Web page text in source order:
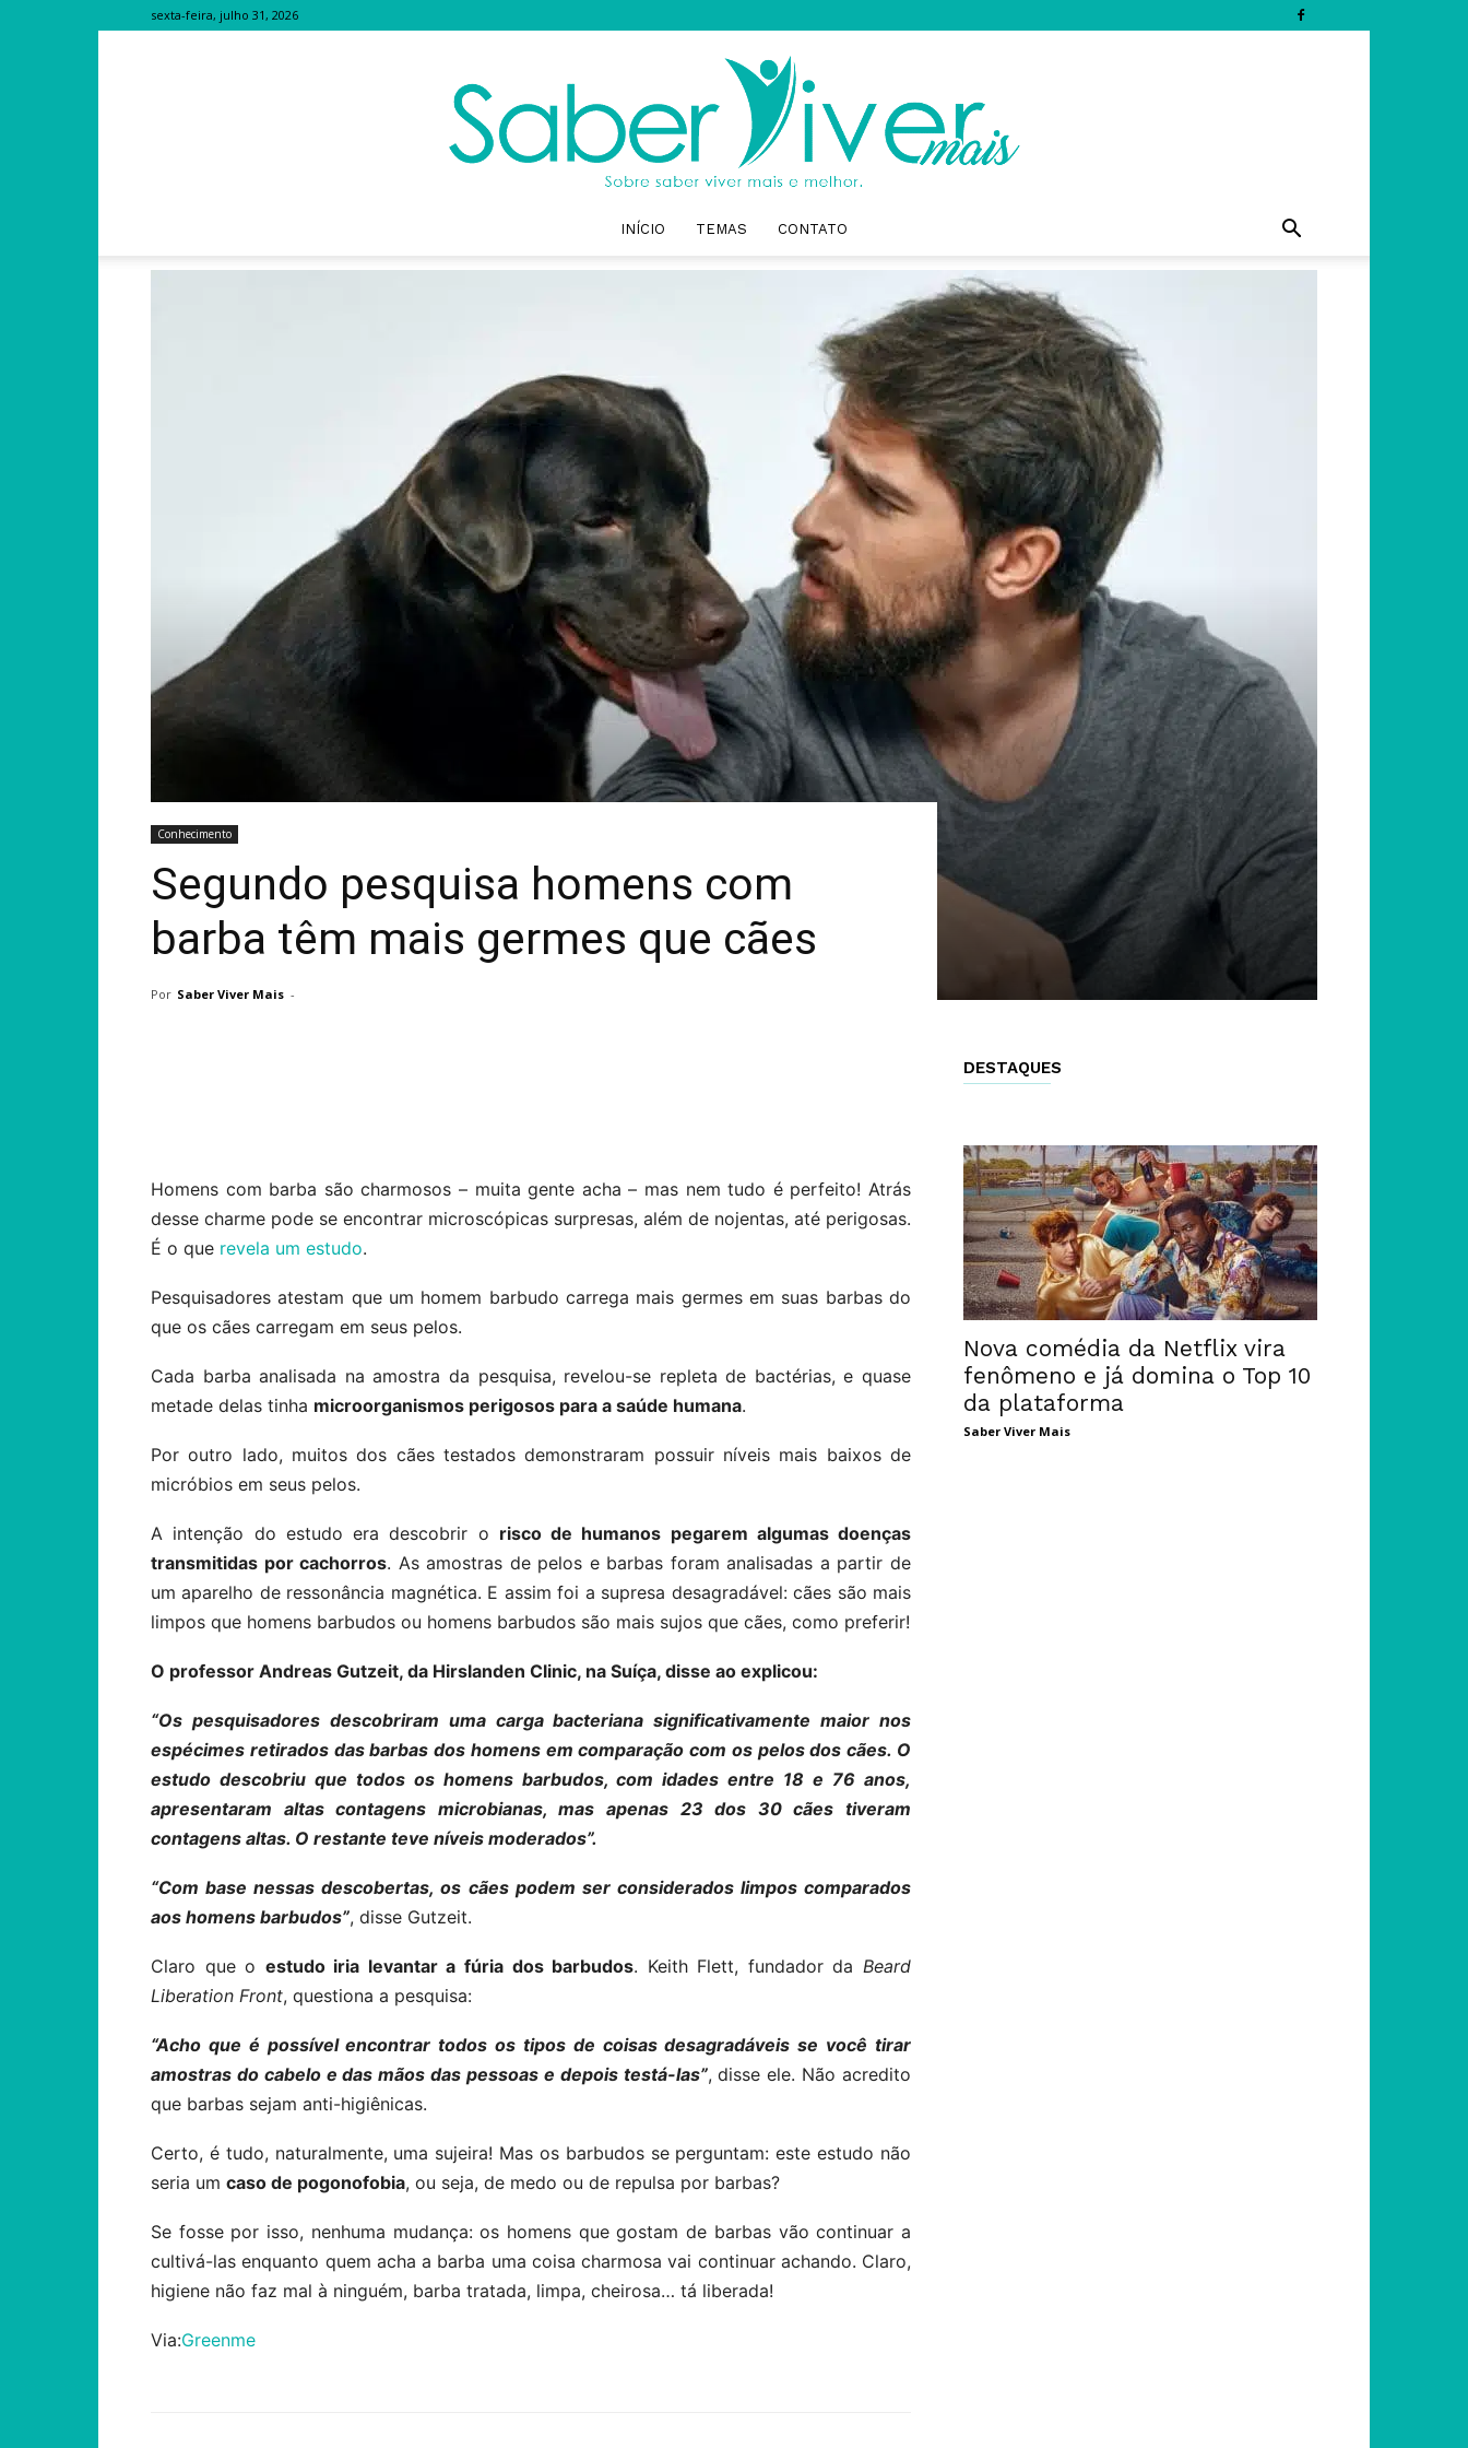
sexta-feira, julho 31, 2026
Saber
INÍCIO TEMAS CONTATO
Conhecimento
Segundo pesquisa homens com
barba têm mais germes que cães
Por Saber Viver Mais -
Homens com barba são charmosos – muita gente acha – mas nem tudo é perfeito! Atrás
desse charme pode se encontrar microscópicas surpresas, além de nojentas, até perigosas.
É o que revela um estudo.
Pesquisadores atestam que um homem barbudo carrega mais germes em suas barbas do
que os cães carregam em seus pelos.
Cada barba analisada na amostra da pesquisa, revelou-se repleta de bactérias, e quase
metade delas tinha microorganismos perigosos para a saúde humana.
Por outro lado, muitos dos cães testados demonstraram possuir níveis mais baixos de
micróbios em seus pelos.
A intenção do estudo era descobrir o risco de humanos pegarem algumas doenças
transmitidas por cachorros. As amostras de pelos e barbas foram analisadas a partir de
um aparelho de ressonância magnética. E assim foi a supresa desagradável: cães são mais
limpos que homens barbudos ou homens barbudos são mais sujos que cães, como preferir!
O professor Andreas Gutzeit, da Hirslanden Clinic, na Suíça, disse ao explicou:
“Os pesquisadores descobriram uma carga bacteriana significativamente maior nos
espécimes retirados das barbas dos homens em comparação com os pelos dos cães. O
estudo descobriu que todos os homens barbudos, com idades entre 18 e 76 anos,
apresentaram altas contagens microbianas, mas apenas 23 dos 30 cães tiveram
contagens altas. O restante teve níveis moderados”.
“Com base nessas descobertas, os cães podem ser considerados limpos comparados
aos homens barbudos”, disse Gutzeit.
Claro que o estudo iria levantar a fúria dos barbudos. Keith Flett, fundador daBeard
Liberation Front, questiona a pesquisa:
“Acho que é possível encontrar todos os tipos de coisas desagradáveis ​​se você tirar
amostras do cabelo e das mãos das pessoas e depois testá-las”, disse ele. Não acredito
que barbas sejam anti-higiênicas.
Certo, é tudo, naturalmente, uma sujeira! Mas os barbudos se perguntam: este estudo não
seria um caso de pogonofobia, ou seja, de medo ou de repulsa por barbas?
Se fosse por isso, nenhuma mudança: os homens que gostam de barbas vão continuar a
cultivá-las enquanto quem acha a barba uma coisa charmosa vai continuar achando. Claro,
higiene não faz mal à ninguém, barba tratada, limpa, cheirosa… tá liberada!
Via:Greenme
DESTAQUES
Nova comédia da Netflix vira
fenômeno e já domina o Top 10
da plataforma
Saber Viver Mais